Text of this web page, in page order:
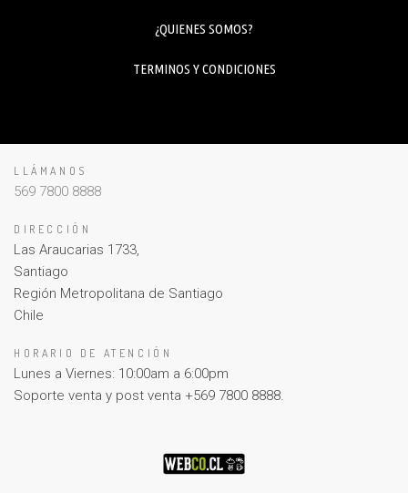
¿QUIENES SOMOS?
TERMINOS Y CONDICIONES
LLÁMANOS
569 7800 8888
DIRECCIÓN
Las Araucarias 1733,
Santiago
Región Metropolitana de Santiago
Chile
HORARIO DE ATENCIÓN
Lunes a Viernes: 10:00am a 6:00pm
Soporte venta y post venta +569 7800 8888.